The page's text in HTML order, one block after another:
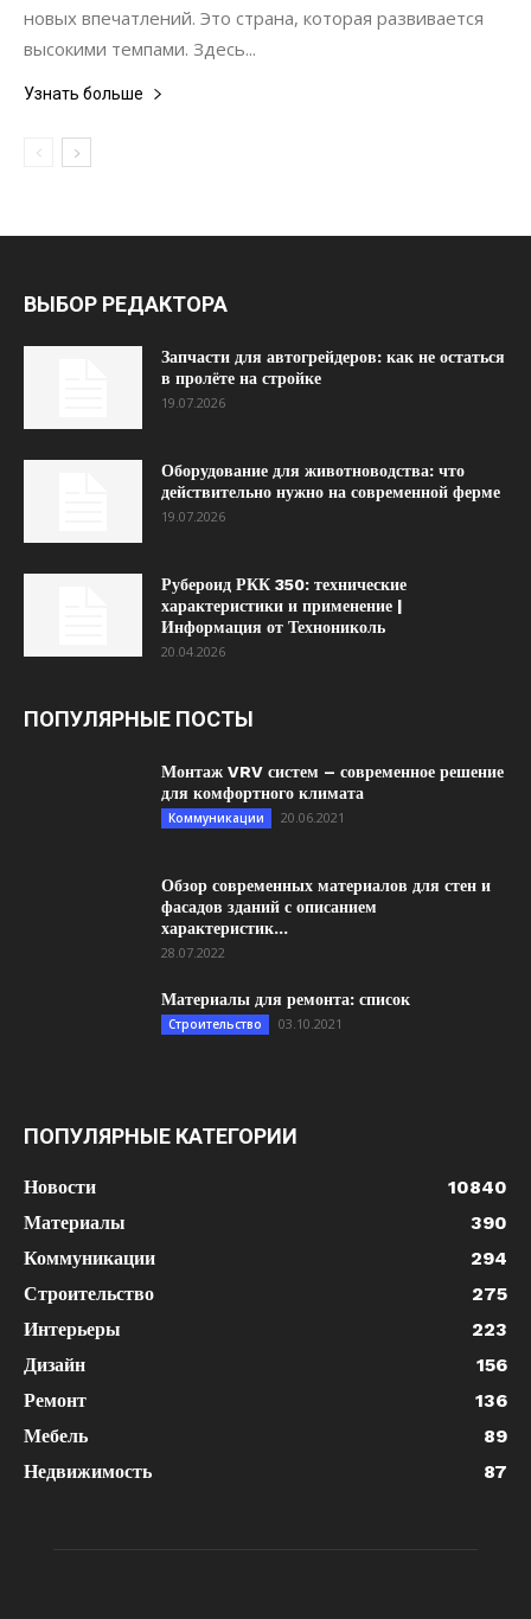
новых впечатлений. Это страна, которая развивается
высокими темпами. Здесь...
Узнать больше
ВЫБОР РЕДАКТОРА
Запчасти для автогрейдеров: как не остаться
в пролёте на стройке
19.07.2026
Оборудование для животноводства: что
действительно нужно на современной ферме
19.07.2026
Рубероид РКК 350: технические
характеристики и применение |
Информация от Технониколь
20.04.2026
ПОПУЛЯРНЫЕ ПОСТЫ
Монтаж VRV систем – современное решение
для комфортного климата
Коммуникации 20.06.2021
Обзор современных материалов для стен и
фасадов зданий с описанием
характеристик...
28.07.2022
Материалы для ремонта: список
Строительство 03.10.2021
ПОПУЛЯРНЫЕ КАТЕГОРИИ
Новости
10840
Материалы
390
Коммуникации
294
Строительство
275
Интерьеры
223
Дизайн
156
Ремонт
136
Мебель
89
Недвижимость
87